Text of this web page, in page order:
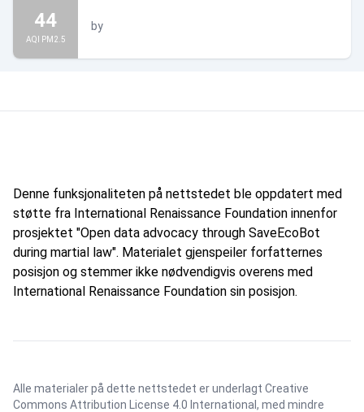
44
AQI PM2.5
by
Denne funksjonaliteten på nettstedet ble oppdatert med
støtte fra International Renaissance Foundation innenfor
prosjektet "Open data advocacy through SaveEcoBot
during martial law". Materialet gjenspeiler forfatternes
posisjon og stemmer ikke nødvendigvis overens med
International Renaissance Foundation sin posisjon.
Alle materialer på dette nettstedet er underlagt Creative
Commons Attribution License 4.0 International , med mindre